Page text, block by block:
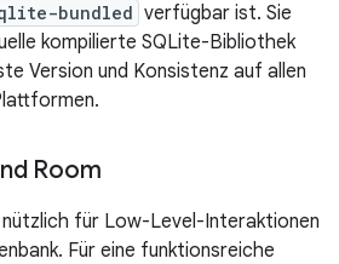
bundled verfügbar ist. Sie
kompilierte SQLite-Bibliothek
Version und Konsistenz auf allen
Room
nützlich für Low-Level-Interaktionen
Für eine funktionsreiche